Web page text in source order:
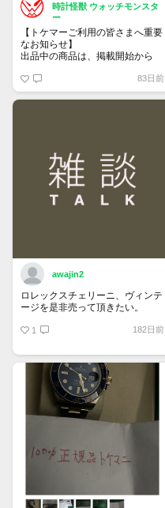
時計怪獣 ウォッチモンスタ
ー
【トケマーご利用の皆さまへ重要
なお知らせ】
出品中の商品は、掲載開始から
「下書き」へ戻ります。
トップページでお気に入り登録が
できるようになりました。
83日前
awajin2
ロレックスチェリーニ、ヴィンテ
ージを是非売って頂きたい。
1 182日前